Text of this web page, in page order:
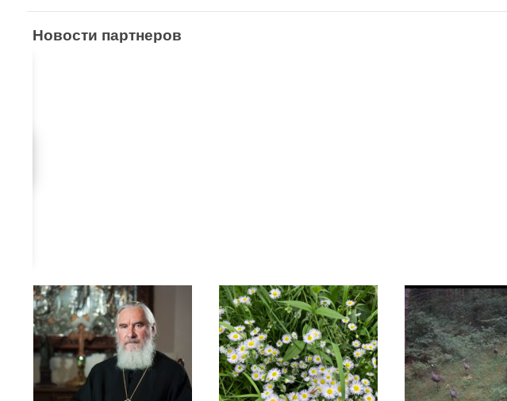
Новости партнеров